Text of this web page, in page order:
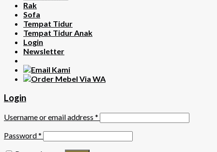
Rak
Sofa
Tempat Tidur
Tempat Tidur Anak
Login
Newsletter
Login
Username or email address *
Password*